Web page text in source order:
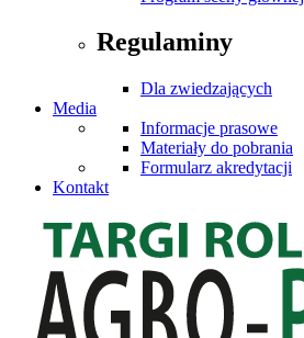
Regulaminy
Dla zwiedzających
Media
Informacje prasowe
Materiały do pobrania
Formularz akredytacji
Kontakt